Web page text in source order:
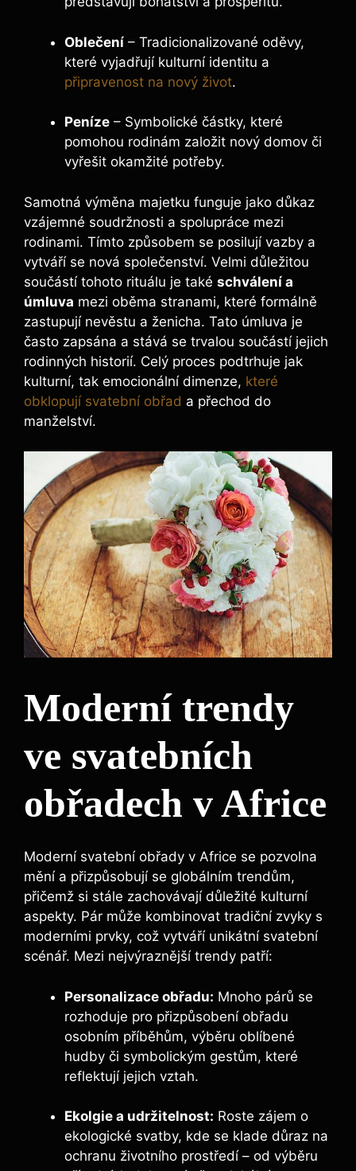
Oblečení – Tradicionalizované oděvy,
které vyjadřují kulturní identitu a
připravenost na nový život.
Peníze – Symbolické částky, které
pomohou rodinám založit nový domov či
vyřešit okamžité potřeby.
Samotná výměna majetku funguje jako důkaz
vzájemné soudržnosti a spolupráce mezi
rodinami. Tímto způsobem se posilují vazby a
vytváří se nová společenství. Velmi důležitou
součástí tohoto rituálu je také schválení a
úmluva mezi oběma stranami, které formálně
zastupují nevěstu a ženicha. Tato úmluva je
často zapsána a stává se trvalou součástí jejich
rodinných historií. Celý proces podtrhuje jak
kulturní, tak emocionální dimenze, které
obklopují svatební obřad a přechod do
manželství.
Moderní trendy
ve svatebních
obřadech v Africe
Moderní svatební obřady v Africe se pozvolna
mění a přizpůsobují se globálním trendům,
přičemž si stále zachovávají důležité kulturní
aspekty. Pár může kombinovat tradiční zvyky s
moderními prvky, což vytváří unikátní svatební
scénář. Mezi nejvýraznější trendy patří:
Personalizace obřadu: Mnoho párů se
rozhoduje pro přizpůsobení obřadu
osobním příběhům, výběru oblíbené
hudby či symbolickým gestům, které
reflektují jejich vztah.
Ekolgie a udržitelnost: Roste zájem o
ekologické svatby, kde se klade důraz na
ochranu životního prostředí – od výběru